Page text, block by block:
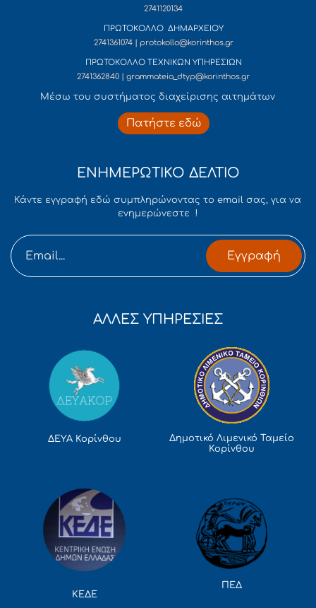
2741120134
ΠΡΩΤΟΚΟΛΛΟ ΔΗΜΑΡΧΕΙΟΥ
2741361074 | protokollo@korinthos.gr
ΠΡΩΤΟΚΟΛΛΟ ΤΕΧΝΙΚΩΝ ΥΠΗΡΕΣΙΩΝ
2741362840 | grammateia_dtyp@korinthos.gr
Mέσω του συστήματος διαχείρισης αιτημάτων
Πατήστε εδώ
ΕΝΗΜΕΡΩΤΙΚΟ ΔΕΛΤΙΟ
Κάντε εγγραφή εδώ συμπληρώνοντας το email σας, για να
ενημερώνεστε !
Εγγραφή
ΑΛΛΕΣ ΥΠΗΡΕΣΙΕΣ
ΔΕΥΑ Κορίνθου
Δημοτικό Λιμενικό Ταμείο
Κορίνθου
ΚΕΔΕ
ΠΕΔ